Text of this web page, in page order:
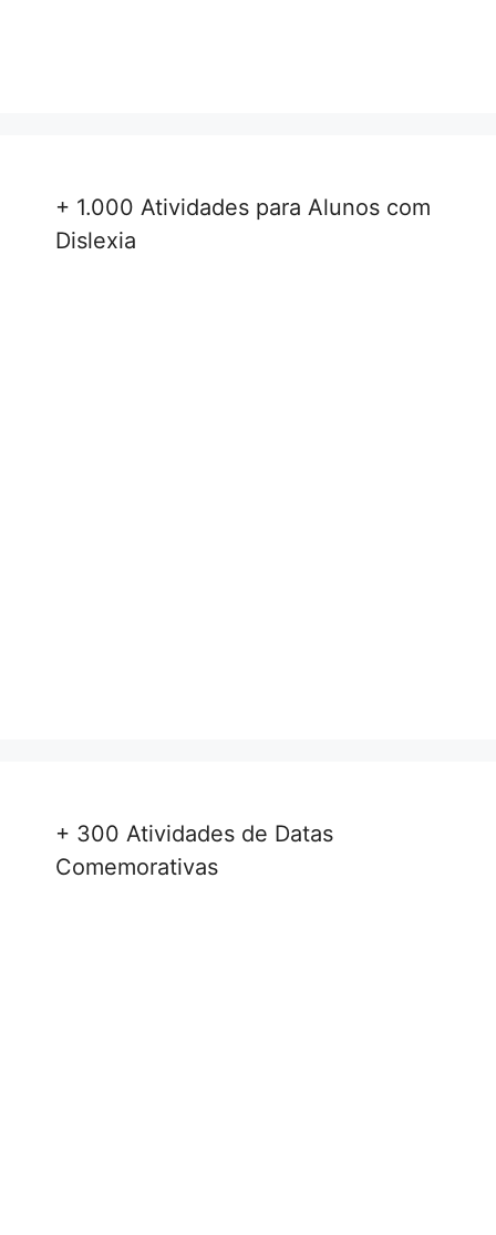
+ 1.000 Atividades para Alunos com
Dislexia
+ 300 Atividades de Datas
Comemorativas